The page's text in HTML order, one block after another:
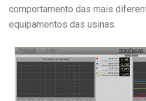
comportamento das mais
equipamentos das usinas.